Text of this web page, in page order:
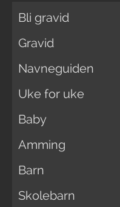
Bli gravid
Gravid
Navneguiden
Uke for uke
Baby
Amming
Barn
Skolebarn